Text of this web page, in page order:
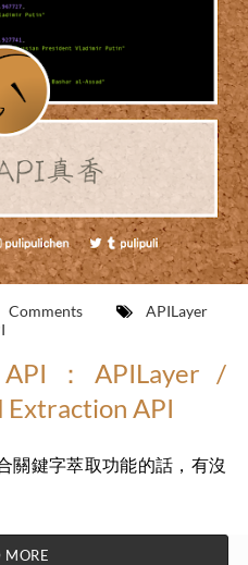
APILayer
：APILayer /
Extraction API
關鍵字萃取功能的話，有沒
MORE